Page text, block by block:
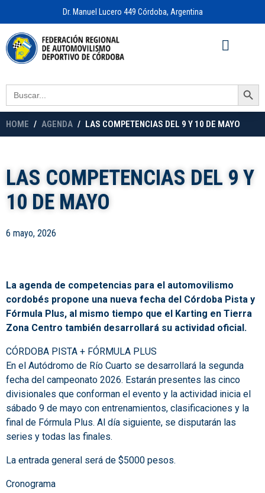
Dr. Manuel Lucero 449 Córdoba, Argentina
Search
for:
Search Button
HOME AGENDA LAS COMPETENCIAS DEL 9 Y 10 DE MAYO
LAS COMPETENCIAS DEL 9 Y
10 DE MAYO
6 mayo, 2026
La agenda de competencias para el automovilismo
cordobés propone una nueva fecha del Córdoba Pista y
Fórmula Plus, al mismo tiempo que el Karting en Tierra
Zona Centro también desarrollará su actividad oficial.
CÓRDOBA PISTA + FÓRMULA PLUS
En el Autódromo de Río Cuarto se desarrollará la segunda
fecha del campeonato 2026. Estarán presentes las cinco
divisionales que conforman el evento y la actividad inicia el
sábado 9 de mayo con entrenamientos, clasificaciones y la
final de Fórmula Plus. Al día siguiente, se disputarán las
series y todas las finales.
La entrada general será de $5000 pesos.
Cronograma